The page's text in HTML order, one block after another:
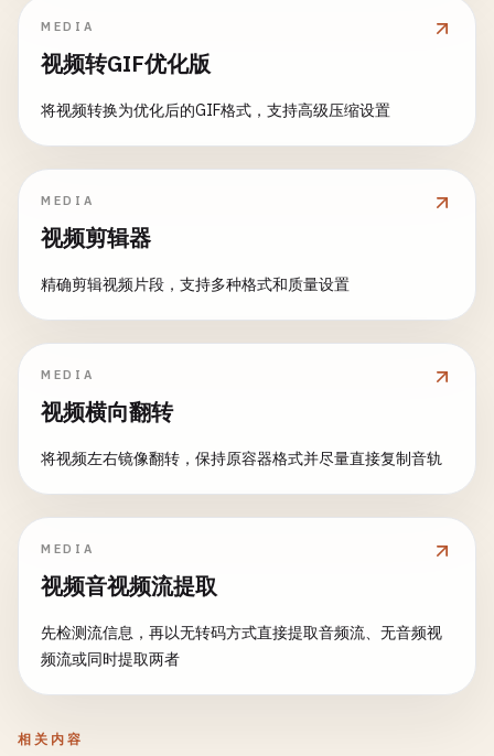
MEDIA
视频转GIF优化版
将视频转换为优化后的GIF格式，支持高级压缩设置
MEDIA
视频剪辑器
精确剪辑视频片段，支持多种格式和质量设置
MEDIA
视频横向翻转
将视频左右镜像翻转，保持原容器格式并尽量直接复制音轨
MEDIA
视频音视频流提取
先检测流信息，再以无转码方式直接提取音频流、无音频视
频流或同时提取两者
相关内容